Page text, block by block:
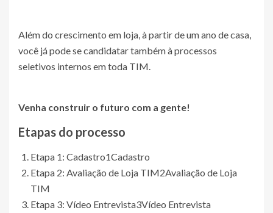
Além do crescimento em loja, à partir de um ano de casa,
você já pode se candidatar também à processos
seletivos internos em toda TIM.
Venha construir o futuro com a gente!
Etapas do processo
Etapa 1: Cadastro1Cadastro
Etapa 2: Avaliação de Loja TIM2Avaliação de Loja
TIM
Etapa 3: Vídeo Entrevista3Vídeo Entrevista